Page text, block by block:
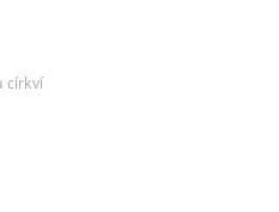
církví